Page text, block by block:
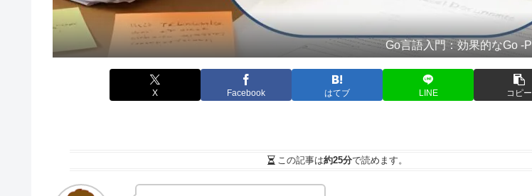
Go言語入門：効果的なGo -
X Facebook はてブ LINE コピー
この記事は約25分で読めます。